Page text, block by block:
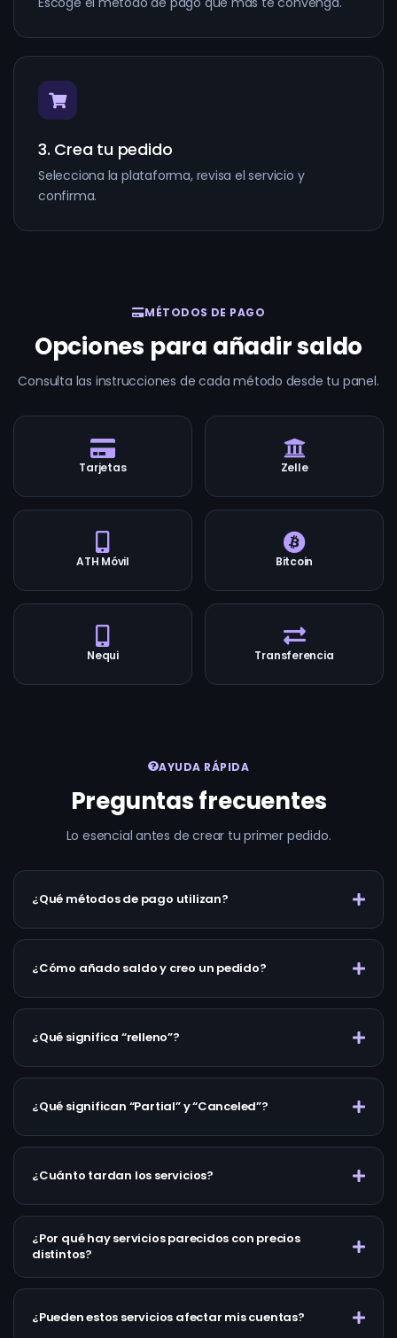
3. Crea tu pedido
Selecciona la plataforma, revisa el servicio y
confirma.
MÉTODOS DE PAGO
Opciones para añadir saldo
Consulta las instrucciones de cada método desde tu panel.
Tarjetas Zelle
ATH Móvil Bitcoin
Nequi Transferencia
AYUDA RÁPIDA
Preguntas frecuentes
Lo esencial antes de crear tu primer pedido.
¿Qué métodos de pago utilizan?
¿Cómo añado saldo y creo un pedido?
¿Qué significa “relleno”?
¿Qué significan “Partial” y “Canceled”?
¿Cuánto tardan los servicios?
¿Por qué hay servicios parecidos con precios
distintos?
¿Pueden estos servicios afectar mis cuentas?